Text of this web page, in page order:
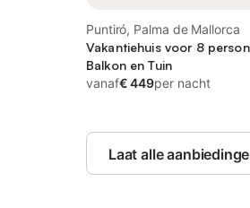
Puntiró, Palma de Mallorca
Vakantiehuis voor 8
Balkon en Tuin
vanaf€ 449per nacht
Laat alle